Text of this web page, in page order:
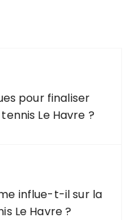
pour finaliser
Le Havre ?
influe-t-il sur la
Le Havre ?